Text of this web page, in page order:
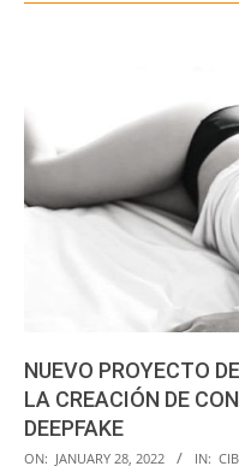
NUEVO PROYECTO
LA CREACIÓN DE
DEEPFAKE
2022-
ON: JANUARY 28, 2022 IN: